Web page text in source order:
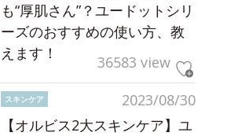
も“厚肌さん”？ユードットシリ
ーズのおすすめの使い方、教
えます！
36583 view
2023/08/30
スキンケア
【オルビス2大スキンケア】ユ